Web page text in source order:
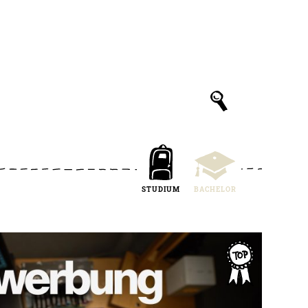
STUDIUM BACHELOR